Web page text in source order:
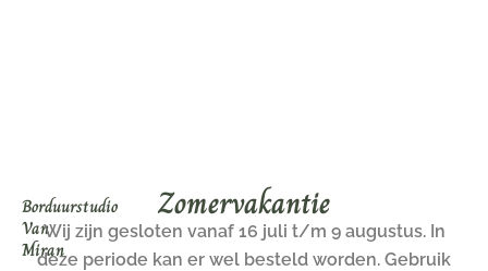
Borduurstudio
Van
Miran
Zomervakantie
Wij zijn gesloten vanaf 16 juli t/m 9 augustus. In
deze periode kan er wel besteld worden. Gebruik